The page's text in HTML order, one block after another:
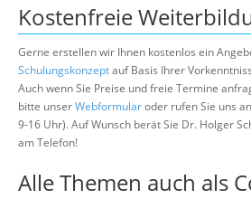
Kostenfreie
Gerne erstellen wir Ihnen kostenlos ein
Schulungskonzeptauf Basis Ihrer
Auch wenn Sie Preise und freie Termine
bitte unserWebformularoder rufen Sie uns
9-16 Uhr). Auf Wunsch berät Sie Dr. Holger
am Telefon!
Alle Themen auch als